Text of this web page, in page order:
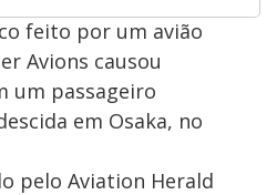
feito por um avião
Avions causou
um passageiro
em Osaka, no
pelo Aviation Herald